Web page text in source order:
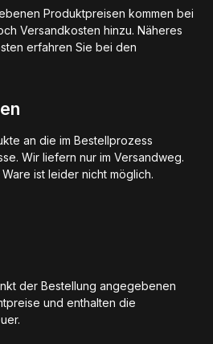
Produktpreisen kommen bei
Versandkosten hinzu. Näheres
erfahren Sie bei den
an die im Bestellprozess
Wir liefern nur im Versandweg.
ist leider nicht möglich.
der Bestellung angegebenen
und enthalten die